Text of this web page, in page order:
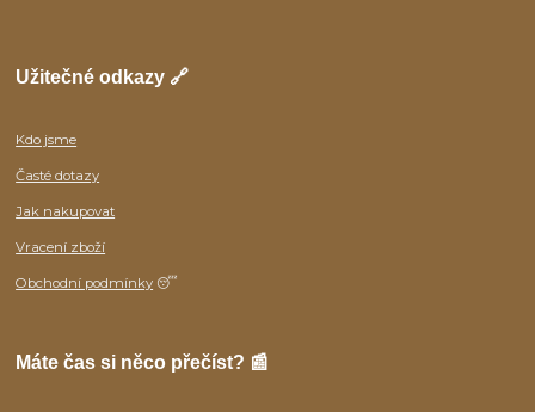
Užitečné odkazy 🔗
Kdo jsme
Časté dotazy
Jak nakupovat
Vracení zboží
Obchodní podmínky 😴
Máte čas si něco přečíst? 📰